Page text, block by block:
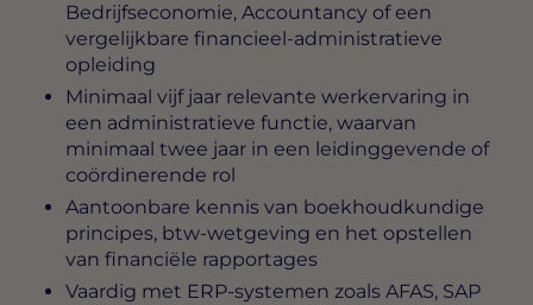
Bedrijfseconomie, Accountancy of een
vergelijkbare financieel-administratieve
opleiding
Minimaal vijf jaar relevante werkervaring in
een administratieve functie, waarvan
minimaal twee jaar in een leidinggevende of
coördinerende rol
Aantoonbare kennis van boekhoudkundige
principes, btw-wetgeving en het opstellen
van financiële rapportages
Vaardig met ERP-systemen zoals AFAS, SAP